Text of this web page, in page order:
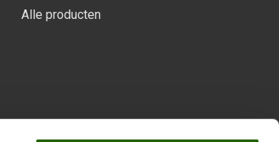
Alle producten